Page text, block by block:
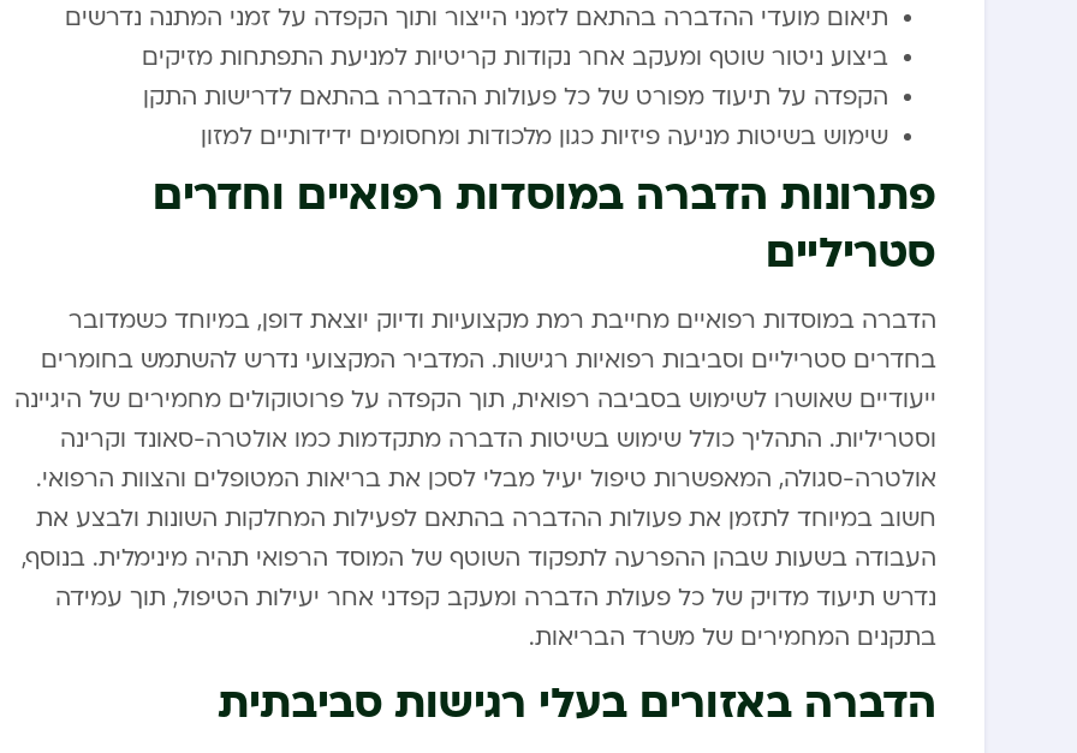
תיאום מועדי ההדברה בהתאם לזמני הייצור ותוך הקפדה על זמני המתנה נדרשים
ביצוע ניטור שוטף ומעקב אחר נקודות קריטיות למניעת התפתחות מזיקים
הקפדה על תיעוד מפורט של כל פעולות ההדברה בהתאם לדרישות התקן
שימוש בשיטות מניעה פיזיות כגון מלכודות ומחסומים ידידותיים למזון
פתרונות הדברה במוסדות רפואיים וחדרים
סטריליים
הדברה במוסדות רפואיים מחייבת רמת מקצועיות ודיוק יוצאת דופן, במיוחד כשמדובר
בחדרים סטריליים וסביבות רפואיות רגישות. המדביר המקצועי נדרש להשתמש בחומרים
ייעודיים שאושרו לשימוש בסביבה רפואית, תוך הקפדה על פרוטוקולים מחמירים של היגיינה
וסטריליות. התהליך כולל שימוש בשיטות הדברה מתקדמות כמו אולטרה-סאונד וקרינה
אולטרה-סגולה, המאפשרות טיפול יעיל מבלי לסכן את בריאות המטופלים והצוות הרפואי.
חשוב במיוחד לתזמן את פעולות ההדברה בהתאם לפעילות המחלקות השונות ולבצע את
העבודה בשעות שבהן ההפרעה לתפקוד השוטף של המוסד הרפואי תהיה מינימלית. בנוסף,
נדרש תיעוד מדויק של כל פעולת הדברה ומעקב קפדני אחר יעילות הטיפול, תוך עמידה
בתקנים המחמירים של משרד הבריאות.
הדברה באזורים בעלי רגישות סביבתית